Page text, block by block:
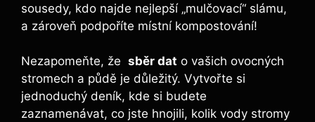
sousedy,‍ kdo najde ​nejlepší „mulčovací“ slámu,
a zároveň podpoříte místní kompostování!
Nezapomeňte, že ‌ sběr ⁣dat o vašich ovocných
stromech a půdě je důležitý. Vytvořte si
jednoduchý deník, kde si ⁢budete
zaznamenávat, co jste⁤ hnojili, kolik​ vody⁢ stromy